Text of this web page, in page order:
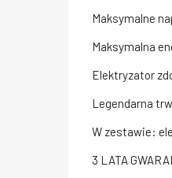
Maksymalne
Maksymalna
Elektryzator
Legendarna
W zestawie:
3 LATA